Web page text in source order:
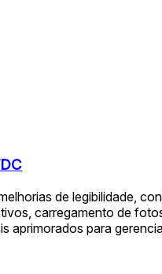
de legibilidade,
carregamento de
para